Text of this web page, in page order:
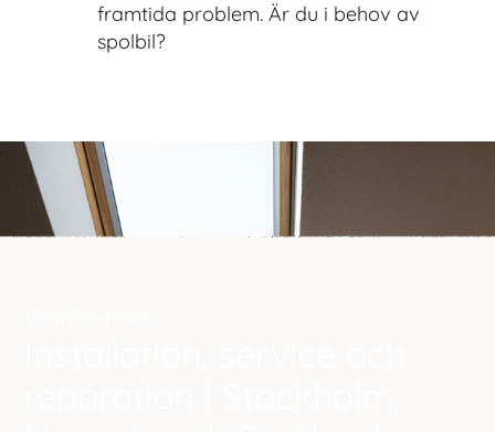
framtida problem. Är du i behov av
spolbil?